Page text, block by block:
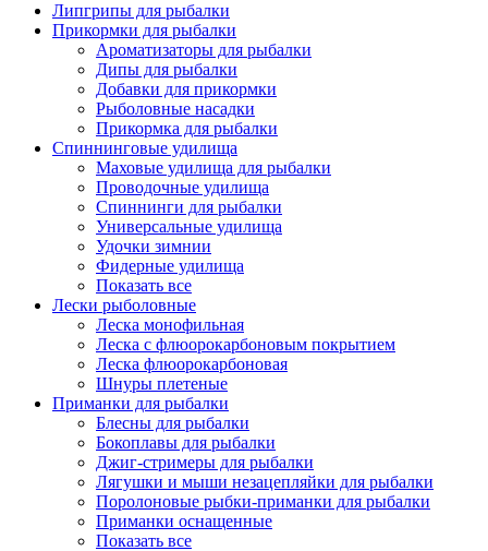
Липгрипы для рыбалки
Прикормки для рыбалки
Ароматизаторы для рыбалки
Дипы для рыбалки
Добавки для прикормки
Рыболовные насадки
Прикормка для рыбалки
Спиннинговые удилища
Маховые удилища для рыбалки
Проводочные удилища
Спиннинги для рыбалки
Универсальные удилища
Удочки зимнии
Фидерные удилища
Показать все
Лески рыболовные
Леска монофильная
Леска с флюорокарбоновым покрытием
Леска флюорокарбоновая
Шнуры плетеные
Приманки для рыбалки
Блесны для рыбалки
Бокоплавы для рыбалки
Джиг-стримеры для рыбалки
Лягушки и мыши незацепляйки для рыбалки
Поролоновые рыбки-приманки для рыбалки
Приманки оснащенные
Показать все